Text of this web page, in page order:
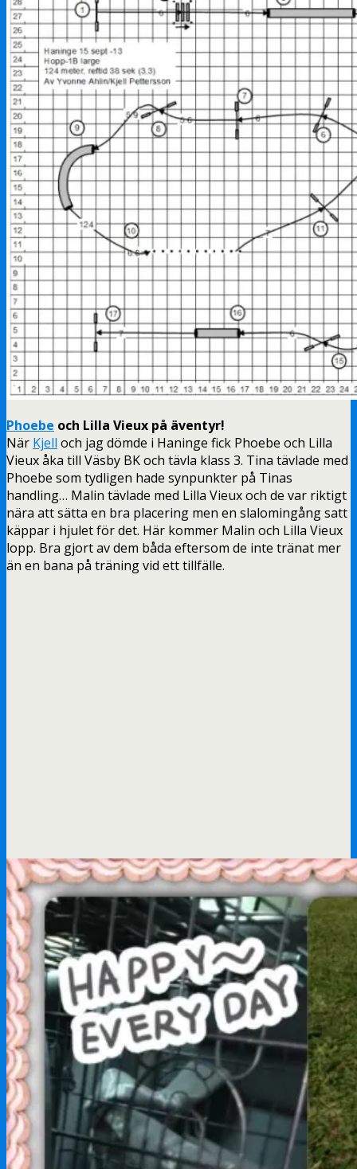
Phoebe och Lilla Vieux på äventyr!
När Kjell och jag dömde i Haninge fick Phoebe och Lilla
Vieux åka till Väsby BK och tävla klass 3. Tina tävlade med
Phoebe som tydligen hade synpunkter på Tinas
handling… Malin tävlade med Lilla Vieux och de var riktigt
nära att sätta en bra placering men en slalomingång satt
käppar i hjulet för det. Här kommer Malin och Lilla Vieux
lopp. Bra gjort av dem båda eftersom de inte tränat mer
än en bana på träning vid ett tillfälle.